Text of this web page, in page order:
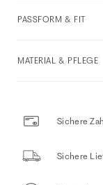
PASSFORM & FIT
MATERIAL & PFLEGE
Sichere
Sichere